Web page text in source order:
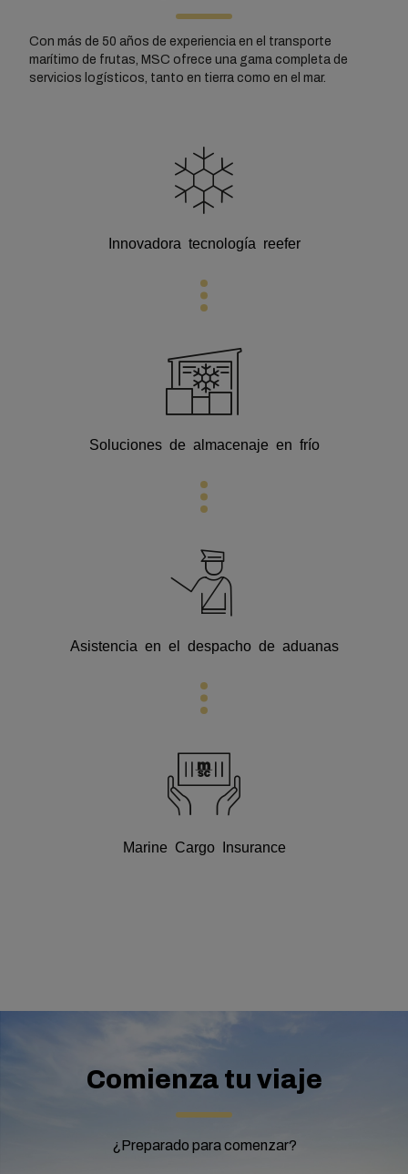
Con más de 50 años de experiencia en el transporte
marítimo de frutas, MSC ofrece una gama completa de
servicios logísticos, tanto en tierra como en el mar.
Innovadora tecnología reefer
Soluciones de almacenaje en frío
Asistencia en el despacho de aduanas
Marine Cargo Insurance
Comienza tu viaje
¿Preparado para comenzar?